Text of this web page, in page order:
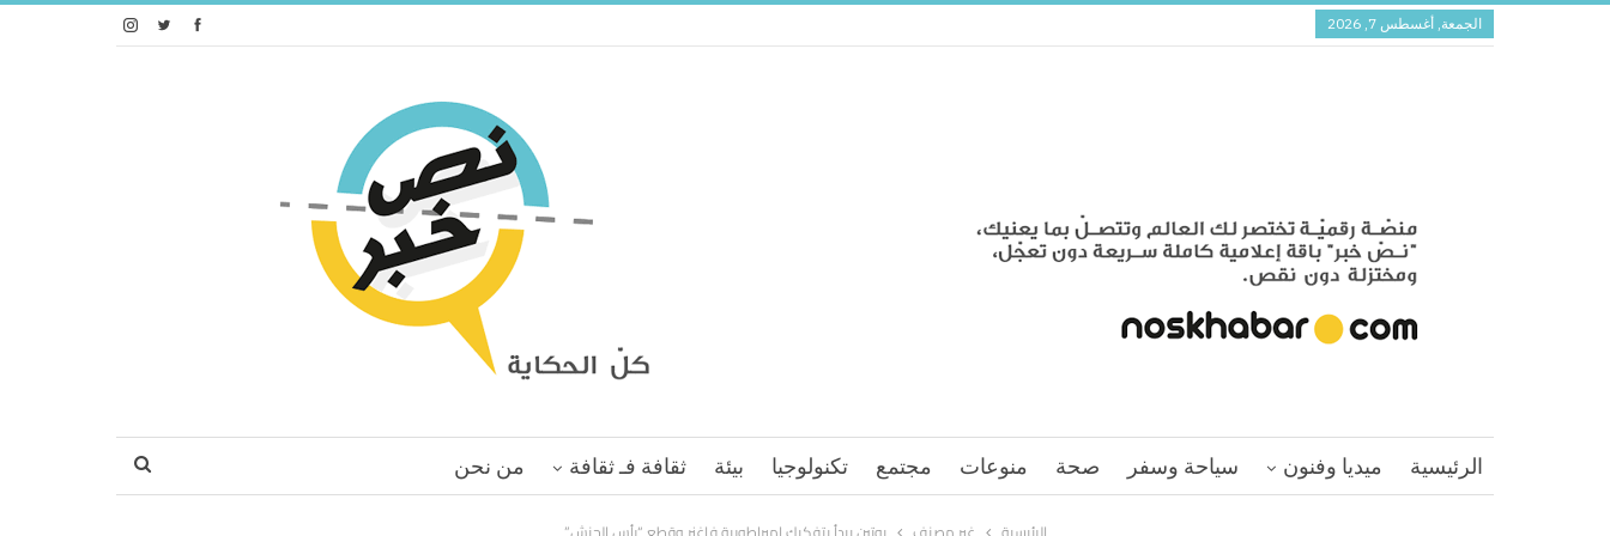
الجمعة, أغسطس 7, 2026
الرئيسية ميديا وفنون سياحة وسفر صحة منوعات مجتمع تكنولوجيا بيئة ثقافة فـ ثقافة من نحن